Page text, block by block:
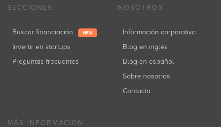
SECCIONES
Buscar financiación NEW
Invertir en startups
Preguntas frecuentes
NOSOTROS
Información corporativa
Blog en inglés
Blog en español
Sobre nosotros
Contacto
MÁS INFORMACIÓN